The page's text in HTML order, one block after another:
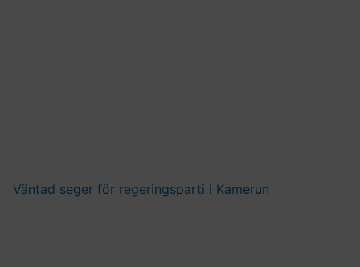
Väntad seger för regeringsparti i Kamerun